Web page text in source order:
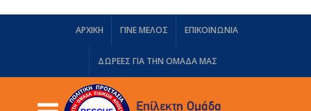
ΑΡΧΙΚΗ ΓΙΝΕ ΜΕΛΟΣ ΕΠΙΚΟΙΝΩΝΙΑ
ΔΩΡΕΈΣ ΓΙΑ ΤΗΝ ΟΜΆΔΑ ΜΑΣ